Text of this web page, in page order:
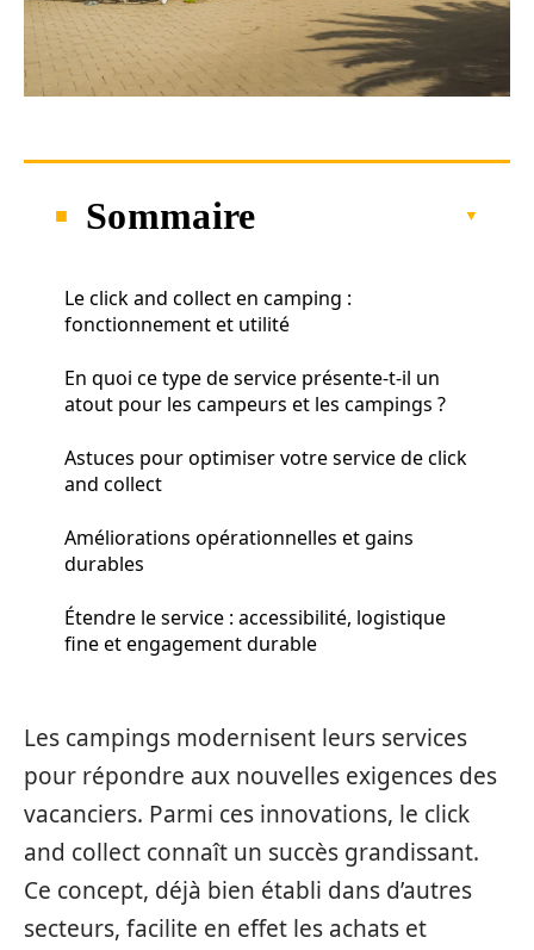
Sommaire
Le click and collect en camping :
fonctionnement et utilité
En quoi ce type de service présente-t-il un
atout pour les campeurs et les campings ?
Astuces pour optimiser votre service de click
and collect
Améliorations opérationnelles et gains
durables
Étendre le service : accessibilité, logistique
fine et engagement durable
Les campings modernisent leurs services
pour répondre aux nouvelles exigences des
vacanciers. Parmi ces innovations, le click
and collect connaît un succès grandissant.
Ce concept, déjà bien établi dans d’autres
secteurs, facilite en effet les achats et